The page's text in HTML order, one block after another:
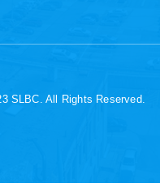
SLBC. All Rights Reserved.